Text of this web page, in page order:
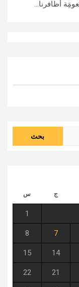
أظافرنا...
ج س
1
7
8
14
15
21
22